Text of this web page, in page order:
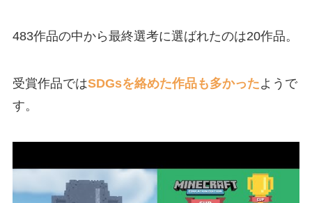
483作品の中から最終選考に選ばれたのは20作品。
受賞作品ではSDGsを絡めた作品も多かったようで
す。